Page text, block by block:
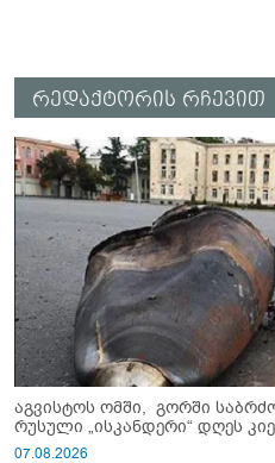
რედაქტორის რჩევით
აგვისტოს ომში, გორში
რუსული „ისკანდერი“ დღეს
07.08.2026